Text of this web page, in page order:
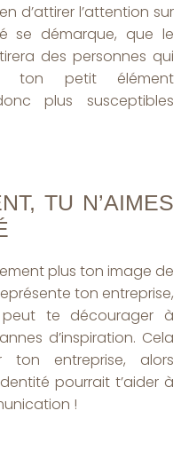
d’attirer l’attention sur
se démarque, que le
des personnes qui
ton petit élément
plus susceptibles
TU N’AIMES
plus ton image de
ton entreprise,
te décourager à
d’inspiration. Cela
ton entreprise, alors
pourrait t’aider à
!